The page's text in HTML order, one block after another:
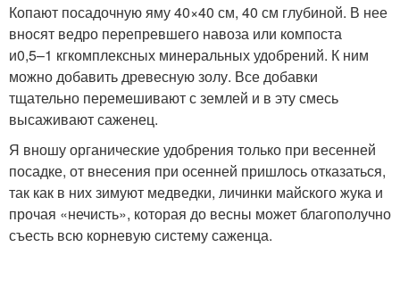
Копают посадочную яму 40×40 см, 40 см глубиной. В нее
вносят ведро перепревшего навоза или компоста
и0,5–1 кгкомплексных минеральных удобрений. К ним
можно добавить древесную золу. Все добавки
тщательно перемешивают с землей и в эту смесь
высаживают саженец.
Я вношу органические удобрения только при весенней
посадке, от внесения при осенней пришлось отказаться,
так как в них зимуют медведки, личинки майского жука и
прочая «нечисть», которая до весны может благополучно
съесть всю корневую систему саженца.